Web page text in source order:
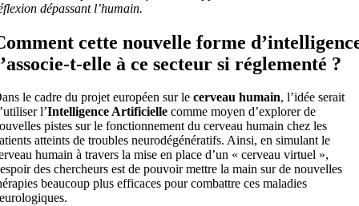
dépassant l’humain.
cette nouvelle forme
t-elle à ce secteur si réglementé ?
le cadre du projet européen sur le cerveau humain, l’idée serait
l’Intelligence Artificiellecomme moyen d’explorer de
pistes sur le fonctionnement du cerveau humain chez les
atteints de troubles neurodégénératifs. Ainsi, en simulant le
humain à travers la mise en place d’un « cerveau virtuel »,
des chercheurs est de pouvoir mettre la main sur de nouvelles
beaucoup plus efficaces pour combattre ces maladies